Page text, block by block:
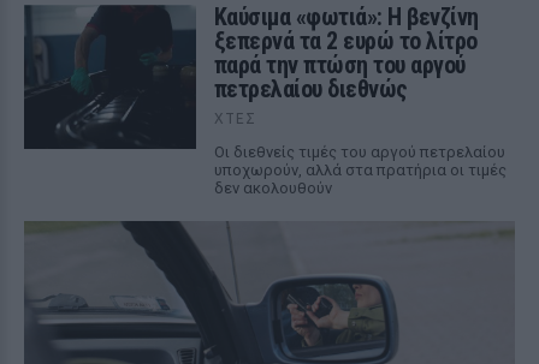
Καύσιμα «φωτιά»: Η βενζίνη
ξεπερνά τα 2 ευρώ το λίτρο
παρά την πτώση του αργού
πετρελαίου διεθνώς
ΧΤΕΣ
Οι διεθνείς τιμές του αργού πετρελαίου
υποχωρούν, αλλά στα πρατήρια οι τιμές
δεν ακολουθούν